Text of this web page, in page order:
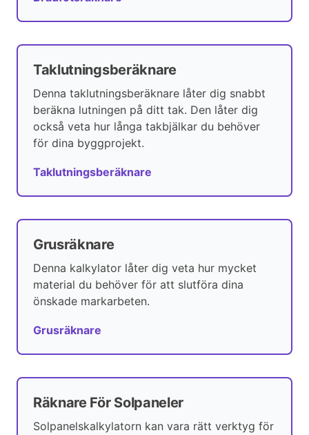
Taklutningsberäknare
Denna taklutningsberäknare låter dig snabbt
beräkna lutningen på ditt tak. Den låter dig
också veta hur långa takbjälkar du behöver
för dina byggprojekt.
Taklutningsberäknare
Grusräknare
Denna kalkylator låter dig veta hur mycket
material du behöver för att slutföra dina
önskade markarbeten.
Grusräknare
Räknare För Solpaneler
Solpanelskalkylatorn kan vara rätt verktyg för